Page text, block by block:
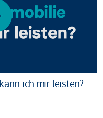
ich mir leisten?